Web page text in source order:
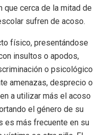
cerca de la mitad de
sufren de acoso.
físico, presentándose
insultos o apodos,
o psicológico
amenazas, desprecio o
a utilizar más el acoso
el género de su
es más frecuente en su